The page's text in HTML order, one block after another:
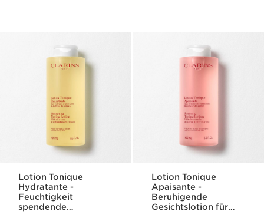
Lotion Tonique
Hydratante -
Feuchtigkeit
spendende
Lotion Tonique
Apaisante -
Beruhigende
Gesichtslotion für